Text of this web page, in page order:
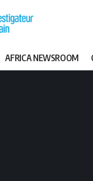
AFRICA NEWSROOM